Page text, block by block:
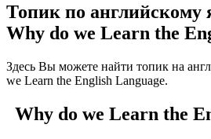
Топик по английскому
Why do we Learn the
Здесь Вы можете найти топик на
we Learn the English Language.
Why do we Learn the